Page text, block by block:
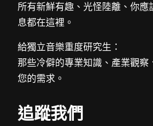
所有新鮮有趣、光怪陸離、你應
息都在這裡。
給獨立音樂重度研究生：
那些冷僻的專業知識、產業觀察
您的需求。
追蹤我們